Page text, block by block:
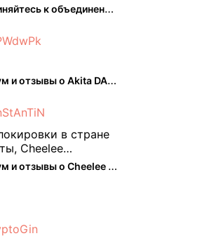
Присоединяйтесь к объединенном ...
Чат, форум и отзывы о Akita DAO (HACHI) - The Hedger
в стране
Cheelee
как нельзя кстати.
что его можно
так уже всем
vpn. Сейчас
и наслаждаюсь
Чат, форум и отзывы о Cheelee (CHEELEE) - The Hedger